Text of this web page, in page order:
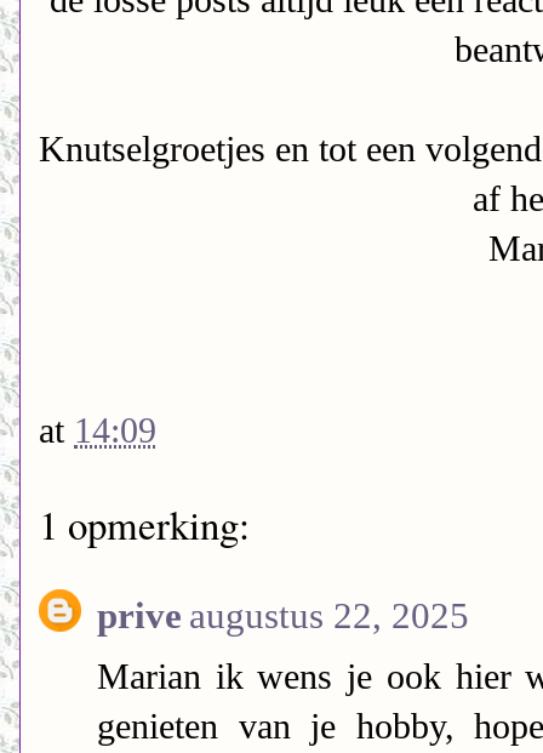
Knutselgroetjes en tot een
af
at 14:09
1 opmerking:
prive augustus 22, 2025
Marian ik wens je ook hier
genieten van je hobby,